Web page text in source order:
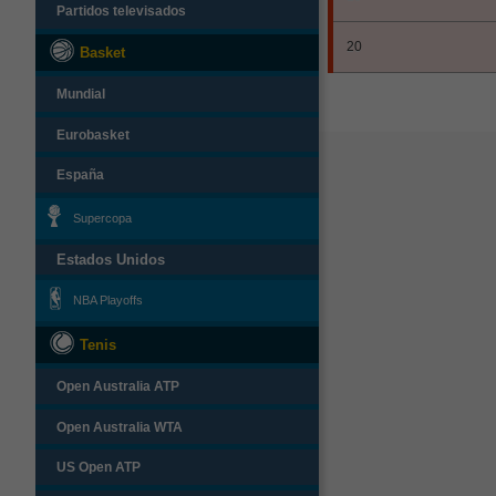
Partidos televisados
Basket
Mundial
Eurobasket
España
Supercopa
Estados Unidos
NBA Playoffs
Tenis
Open Australia ATP
Open Australia WTA
US Open ATP
20